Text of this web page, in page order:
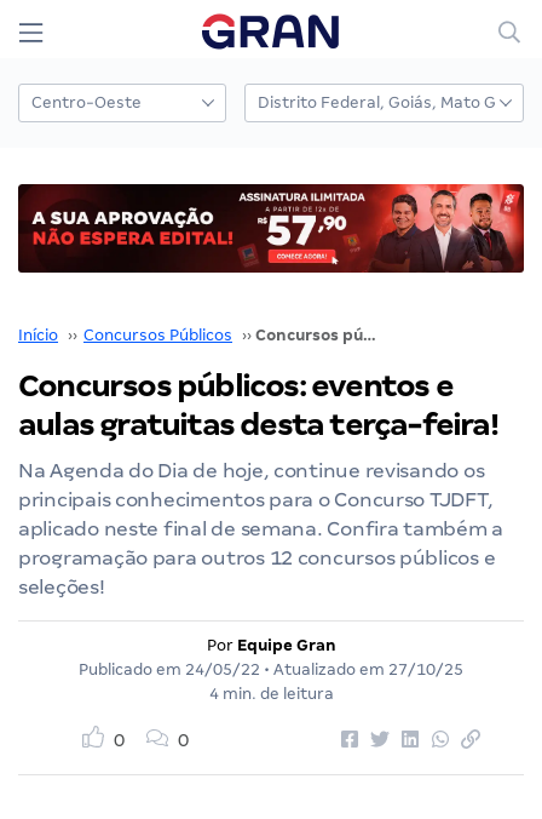
Início ›› Concursos Públicos ›› Concursos públicos: eventos e aulas gratuitas desta terça-feira!
Concursos públicos: eventos e
aulas gratuitas desta terça-feira!
Na Agenda do Dia de hoje, continue revisando os
principais conhecimentos para o Concurso TJDFT,
aplicado neste final de semana. Confira também a
programação para outros 12 concursos públicos e
seleções!
Por Equipe Gran
Publicado em 24/05/22 • Atualizado em 27/10/25
4 min. de leitura
0 0